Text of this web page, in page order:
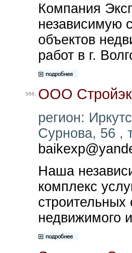
Компания
независимую
объектов
работ в г.
566. ООО
регион:
Сурнова, 56 ,
Наша
комплекс
строительных
недвижимого